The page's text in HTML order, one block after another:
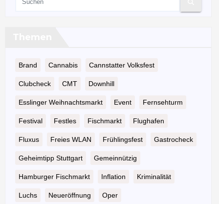
Brand Cannabis Cannstatter Volksfest
Clubcheck CMT Downhill
Esslinger Weihnachtsmarkt Event Fernsehturm
Festival Festles Fischmarkt Flughafen
Fluxus Freies WLAN Frühlingsfest Gastrocheck
Geheimtipp Stuttgart Gemeinnützig
Hamburger Fischmarkt Inflation Kriminalität
Luchs Neueröffnung Oper